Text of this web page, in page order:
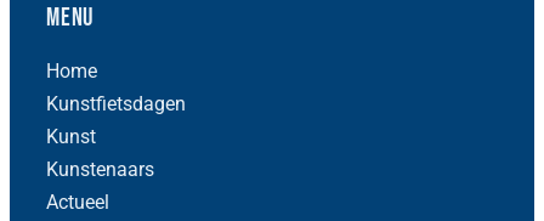
Menu
Home
Kunstfietsdagen
Kunst
Kunstenaars
Actueel